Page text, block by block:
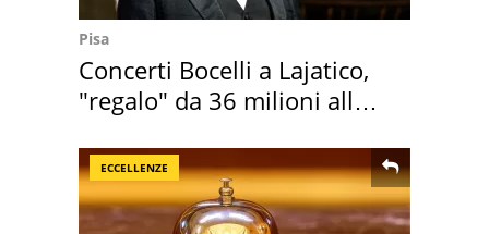
Pisa
Concerti Bocelli a Lajatico,
"regalo" da 36 milioni alla
ECCELLENZE